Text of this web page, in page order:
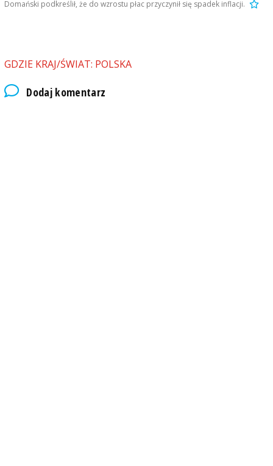
Domański podkreślił, że do wzrostu płac przyczynił się spadek inflacji.
GDZIE KRAJ/ŚWIAT: POLSKA
Dodaj komentarz